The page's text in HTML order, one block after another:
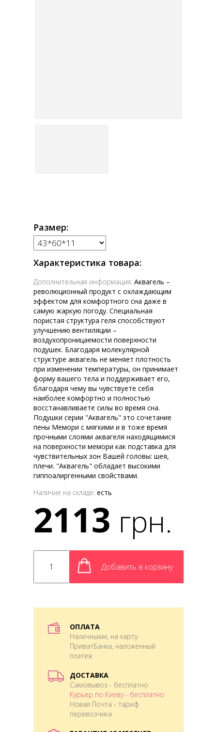
Размер:
Характеристика товара:
Дополнительная информация: Аквагель –
революционный продукт с охлаждающим
эффектом для комфортного сна даже в
самую жаркую погоду. Специальная
пористая структура геля способствуют
улучшению вентиляции –
воздухопроницаемости поверхности
подушек. Благодаря молекулярной
структуре аквагель не меняет плотность
при изменении температуры, он принимает
форму вашего тела и поддерживает его,
благодаря чему вы чувствуете себя
наиболее комфортно и полностью
восстанавливаете силы во время сна.
Подушки серии "Аквагель" это сочетание
пены Мемори с мягкими и в тоже время
прочными слоями аквагеля находящимися
на поверхности мемори как подставка для
чувствительных зон Вашей головы: шея,
плечи. "Аквагель" обладает высокими
гиппоалиргенными свойствами.
Наличие на складе: есть
2113 грн.
Добавить в корзину
ОПЛАТА
Наличными, на карту
ПриватБанка, наложенный
платеж
ДОСТАВКА
Самовывоз - бесплатно
Курьер по Киеву - бесплатно
Новая Почта - тариф
перевозчика